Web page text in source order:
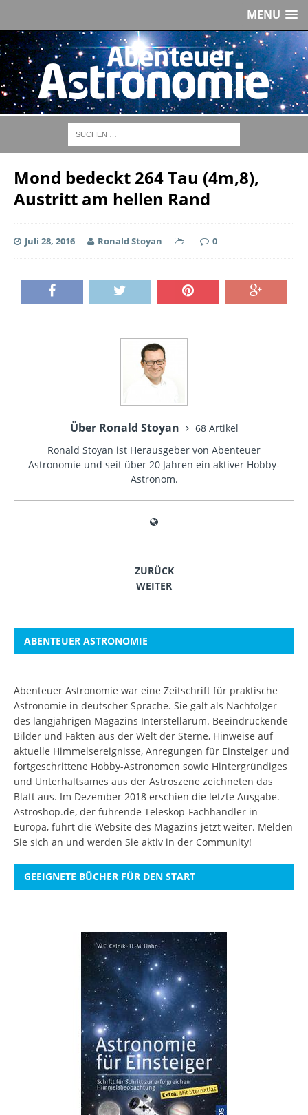
MENU
Mond bedeckt 264 Tau (4m,8),
Austritt am hellen Rand
Juli 28, 2016 Ronald Stoyan 0
Über Ronald Stoyan
68 Artikel
Ronald Stoyan ist Herausgeber von Abenteuer
Astronomie und seit über 20 Jahren ein aktiver Hobby-
Astronom.
ZURÜCK
WEITER
ABENTEUER ASTRONOMIE
Abenteuer Astronomie war eine Zeitschrift für praktische
Astronomie in deutscher Sprache. Sie galt als Nachfolger
des langjährigen Magazins Interstellarum. Beeindruckende
Bilder und Fakten aus der Welt der Sterne, Hinweise auf
aktuelle Himmelsereignisse, Anregungen für Einsteiger und
fortgeschrittene Hobby-Astronomen sowie Hintergründiges
und Unterhaltsames aus der Astroszene zeichneten das
Blatt aus. Im Dezember 2018 erschien die letzte Ausgabe.
Astroshop.de, der führende Teleskop-Fachhändler in
Europa, führt die Website des Magazins jetzt weiter. Melden
Sie sich an und werden Sie aktiv in der Community!
GEEIGNETE BÜCHER FÜR DEN START